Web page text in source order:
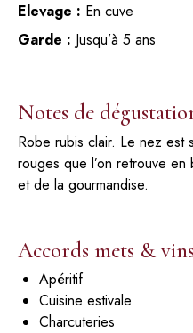
Elevage : En cuve
Garde : Jusqu’à 5 ans
Notes de
Robe rubis clair. Le nez est
rouges que l’on retrouve
et de la gourmandise.
Accords mets & vins
Apéritif
Cuisine estivale
Charcuteries